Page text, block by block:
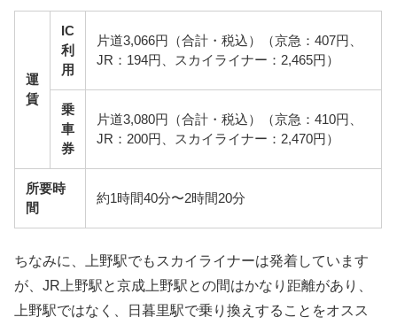
運
賃
IC
利
用
片道3,066円（合計・税込）（京急：407円、
JR：194円、スカイライナー：2,465円）
乗
車
券
片道3,080円（合計・税込）（京急：410円、
JR：200円、スカイライナー：2,470円）
所要時
間
約1時間40分〜2時間20分
ちなみに、上野駅でもスカイライナーは発着しています
が、JR上野駅と京成上野駅との間はかなり距離があり、
上野駅ではなく、日暮里駅で乗り換えすることをオスス